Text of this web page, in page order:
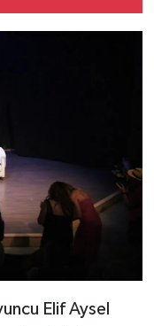
Elif Aysel